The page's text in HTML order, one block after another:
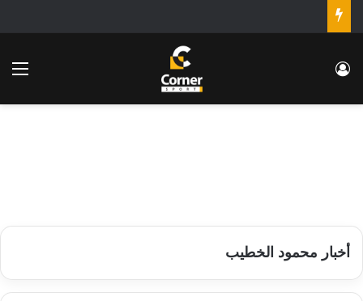
تسجيل الدخول
أخبار محمود الخطيب